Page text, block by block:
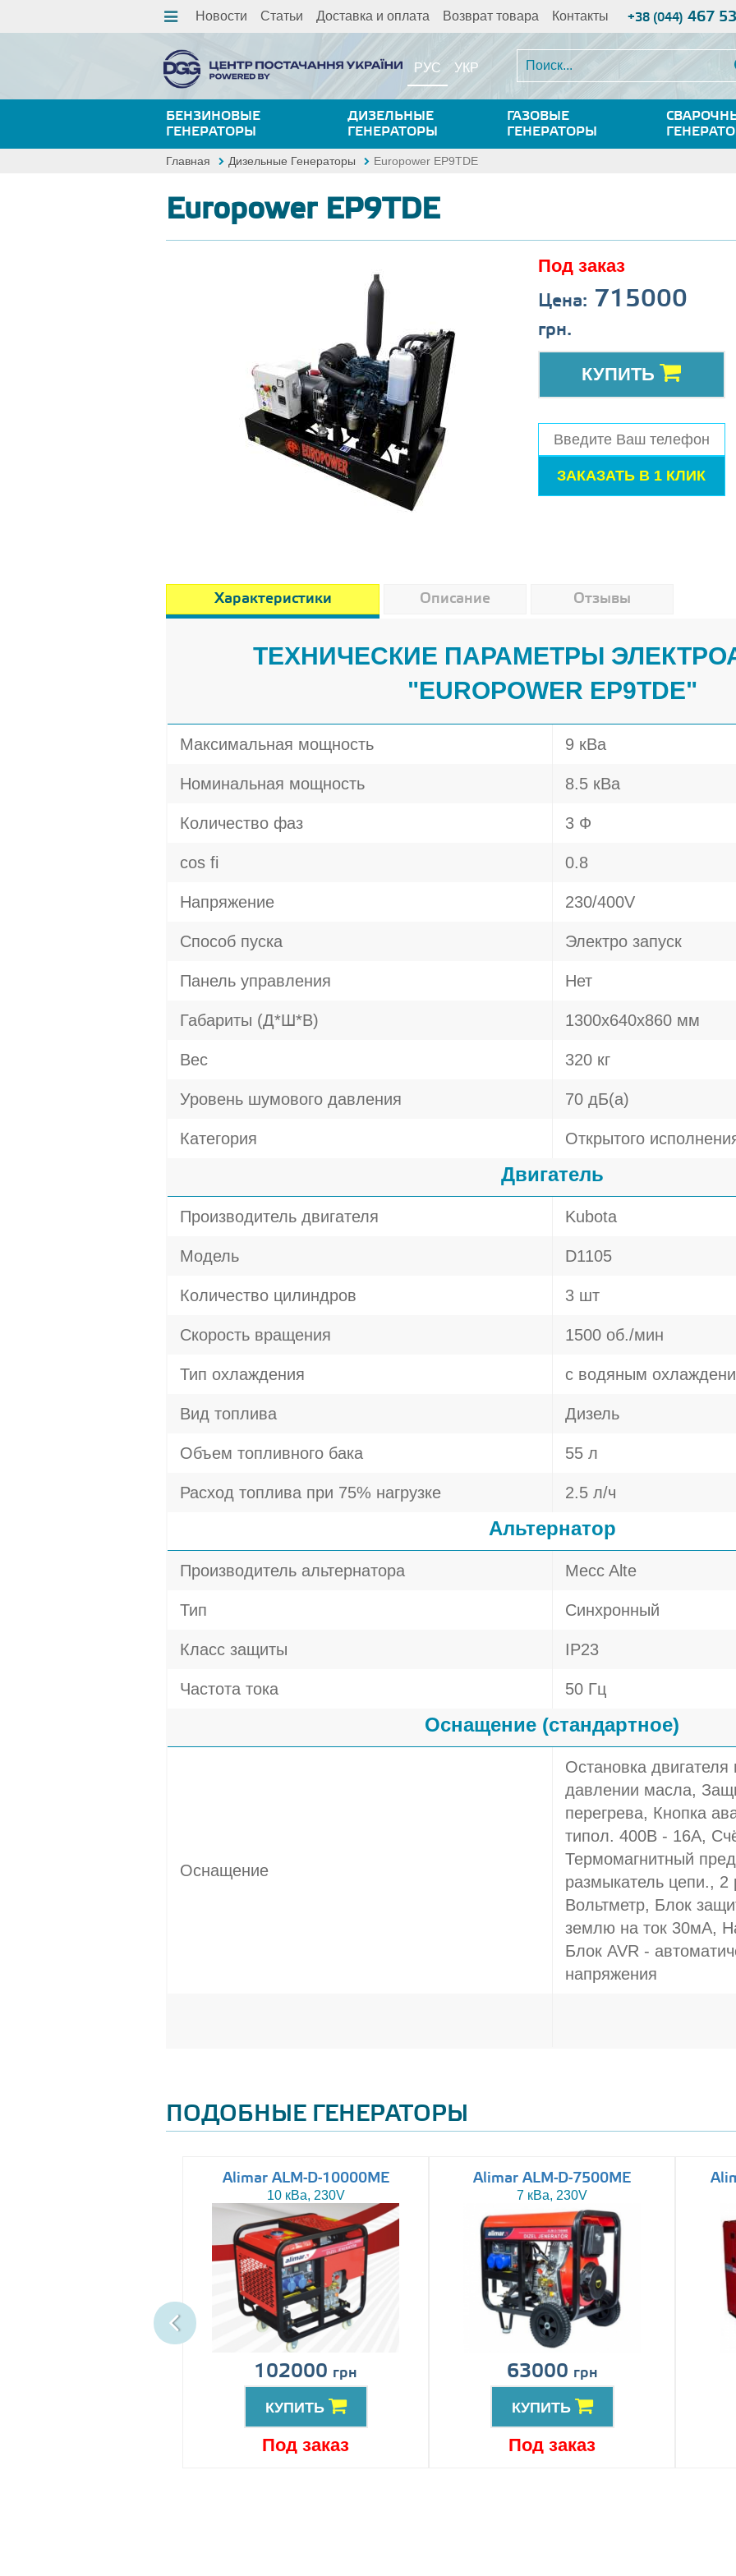
Новости Статьи Доставка и оплата Возврат товара Контакты +38 (044) 467
РУС УКР
БЕНЗИНОВЫЕ
ГЕНЕРАТОРЫ
ДИЗЕЛЬНЫЕ
ГЕНЕРАТОРЫ
ГАЗОВЫЕ
ГЕНЕРАТОРЫ
Главная Дизельные Генераторы Europower EP9TDE
Europower EP9TDE
Под заказ
Цена: 715000
грн.
КУПИТЬ
Характеристики Описание Отзывы
ТЕХНИЧЕСКИЕ ПАРАМЕТРЫ
"EUROPOWER EP9TDE"
Максимальная мощность 9 кВа
Номинальная мощность 8.5 кВа
Количество фаз 3 Ф
cos fi 0.8
Напряжение 230/400V
Способ пуска Электро запуск
Панель управления Нет
Габариты (Д*Ш*В) 1300х640х860 мм
Вес 320 кг
Уровень шумового давления 70 дБ(а)
Категория Открытого
Двигатель
Производитель двигателя Kubota
Модель D1105
Количество цилиндров 3 шт
Скорость вращения 1500 об./мин
Тип охлаждения с водяным
Вид топлива Дизель
Объем топливного бака 55 л
Расход топлива при 75% нагрузке 2.5 л/ч
Альтернатор
Производитель альтернатора Mecc Alte
Тип Синхронный
Класс защиты IP23
Частота тока 50 Гц
Оснащение (стандартное)
Оснащение
Остановка
давлении масла,
перегрева, Кнопка
типол. 400В - 16A,
Термомагнитный
размыкатель цепи., 2
Вольтметр, Блок
землю на ток 30мА,
Блок AVR -
напряжения
ПОДОБНЫЕ ГЕНЕРАТОРЫ
Alimar ALM-D-10000ME
10 кВа, 230V
102000 грн
КУПИТЬ
Под заказ
Alimar ALM-D-7500ME
7 кВа, 230V
63000 грн
КУПИТЬ
Под заказ